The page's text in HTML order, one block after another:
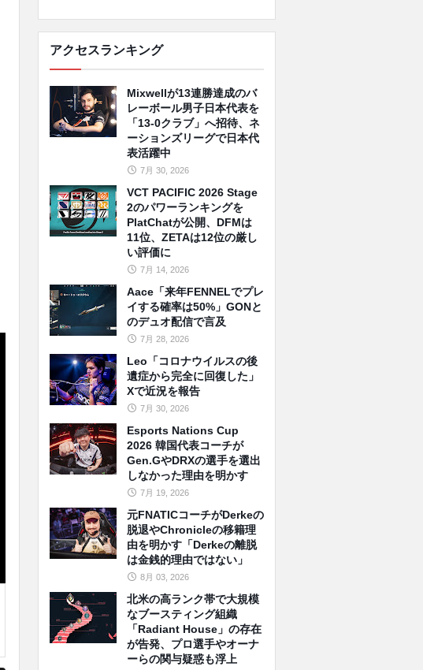
アクセスランキング
Mixwellが13連勝達成のバ
レーボール男子日本代表を
「13-0クラブ」へ招待、ネ
ーションズリーグで日本代
表活躍中
7月 30, 2026
VCT PACIFIC 2026 Stage
2のパワーランキングを
PlatChatが公開、DFMは
11位、ZETAは12位の厳し
い評価に
7月 14, 2026
Aace「来年FENNELでプレ
イする確率は50%」GONと
のデュオ配信で言及
7月 28, 2026
Leo「コロナウイルスの後
遺症から完全に回復した」
Xで近況を報告
7月 30, 2026
Esports Nations Cup
2026 韓国代表コーチが
Gen.GやDRXの選手を選出
しなかった理由を明かす
7月 19, 2026
元FNATICコーチがDerkeの
脱退やChronicleの移籍理
由を明かす「Derkeの離脱
は金銭的理由ではない」
8月 03, 2026
北米の高ランク帯で大規模
なブースティング組織
「Radiant House」の存在
が告発、プロ選手やオーナ
ーらの関与疑惑も浮上